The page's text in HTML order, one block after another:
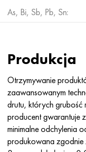
As, Bi, Sb, Pb, Sn:
Produkcja
Otrzymywanie
zaawansowanym
drutu, których grubość
producent gwarantuje
minimalne odchylenia
produkowana zgodnie
Hastelloy C-276
Hastelloy 3
Hastelloy x
Udimet 500
Udimet 720
40XFA, 1.7223, AISI
45HN2MFA, k2425,
A40G, 44smn28,